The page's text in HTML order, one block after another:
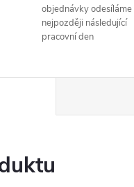
objednávky odesíláme
nejpozději následující
pracovní den